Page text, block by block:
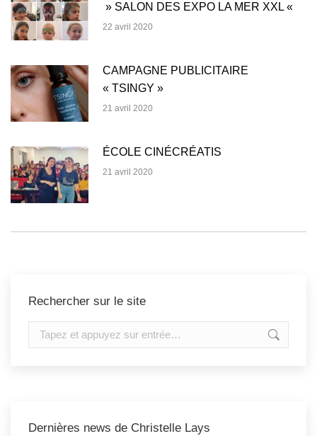
» SALON DES EXPO LA MER XXL «
22 avril 2020
CAMPAGNE PUBLICITAIRE
« TSINGY »
21 avril 2020
ÉCOLE CINÉCRÉATIS
21 avril 2020
Rechercher sur le site
Recherche
:
Dernières news de Christelle Lays